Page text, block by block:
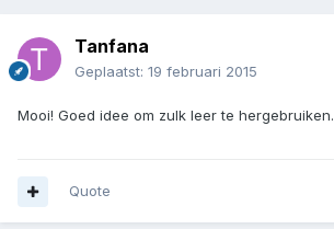
Tanfana
Geplaatst: 19 februari 2015
Mooi! Goed idee om zulk leer te hergebruiken.
Quote